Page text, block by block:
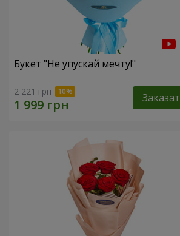
Букет "Не упускай мечту!"
2 221 грн